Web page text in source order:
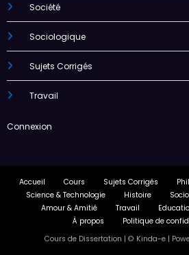
Société
Sociologique
Sujets Corrigés
Travail
Connexion
Accueil Cours Sujets Corrigés
Science & Technologie
Histoire
Amour & Amitié
Travail
À propos
Politique de
Cours de Dissertation | ©️ Kinda-e |